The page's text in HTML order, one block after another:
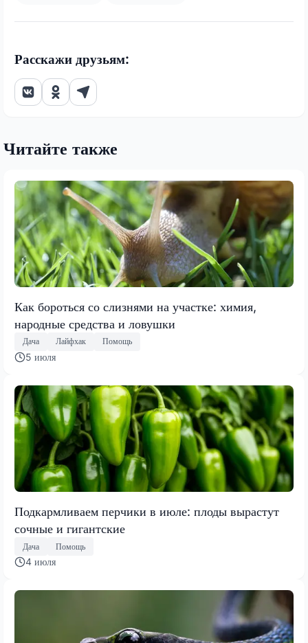
Расскажи друзьям:
Читайте также
Как бороться со слизнями на участке: химия,
народные средства и ловушки
Дача Лайфхак Помощь
5 июля
Подкармливаем перчики в июле: плоды вырастут
сочные и гигантские
Дача Помощь
4 июля